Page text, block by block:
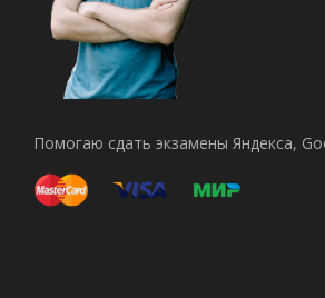
Помогаю сдать экзамены Яндекса,